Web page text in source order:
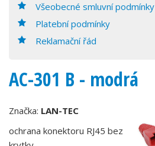
Všeobecné smluvní podmínky
Platební podmínky
Reklamační řád
AC-301 B - modrá
Značka: LAN-TEC
ochrana konektoru RJ45 bez